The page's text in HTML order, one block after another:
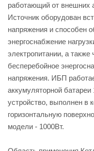
работающий от внешних
Источник оборудован
напряжения и способен
энергоснабжение
электропитании, а
бесперебойное
напряжения. ИБП
аккумуляторной
устройство, выполнен в
горизонтальную
модели - 1000Вт.